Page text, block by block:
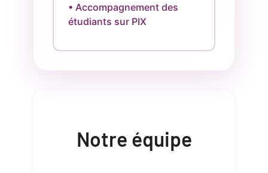
• Accompagnement des
étudiants sur PIX
Notre équipe